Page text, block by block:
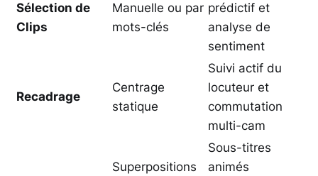
Sélection de
Clips
Manuelle ou par
mots-clés
prédictif et
analyse de
sentiment
Recadrage
Centrage
statique
Suivi actif du
locuteur et
commutation
multi-cam
Superpositions
Sous-titres
animés